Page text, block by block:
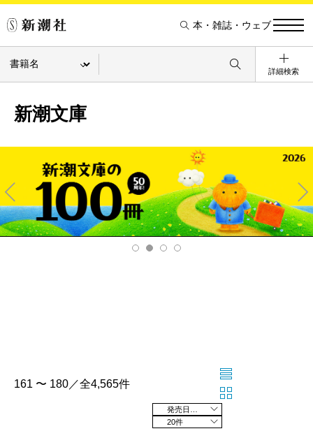
本・雑誌・ウェブ
詳細検索
新潮文庫
Pre
v
Ne
xt
161 〜 180／全4,565件
20件